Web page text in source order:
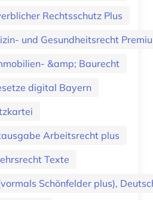
Rechtsschutz Plus
und Gesundheitsrecht
ibr-online : Immobilien- &amp; Baurecht
digital Bayern
Arbeitsrecht plus
Texte
Schönfelder plus),